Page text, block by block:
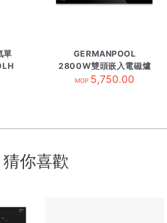
單
GERMANPOOL
2800W雙頭嵌入電磁爐
GIC-228DB
MOP 5,750.00
猜你喜歡